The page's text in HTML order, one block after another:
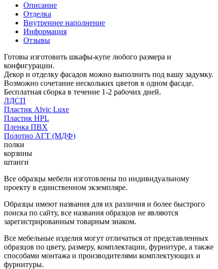
Описание
Отделка
Внутреннее наполнение
Информация
Отзывы
Готовы изготовить шкафы-купе любого размера и
конфигурации.
Декор и отделку фасадов можно выполнить под вашу задумку.
Возможно сочетание нескольких цветов в одном фасаде.
Бесплатная сборка в течение 1-2 рабочих дней.
ЛДСП
Пластик Alvic Luxe
Пластик HPL
Пленка ПВХ
Полотно АГТ (МДФ)
полки
корзины
штанги
Все образцы мебели изготовлены по индивидуальному
проекту в единственном экземпляре.
Образцы имеют названия для их различия и более быстрого
поиска по сайту, все названия образцов не являются
зарегистрированным товарным знаком.
Все мебельные изделия могут отличаться от представленных
образцов по цвету, размеру, комплектации, фурнитуре, а также
способами монтажа и производителями комплектующих и
фурнитуры.